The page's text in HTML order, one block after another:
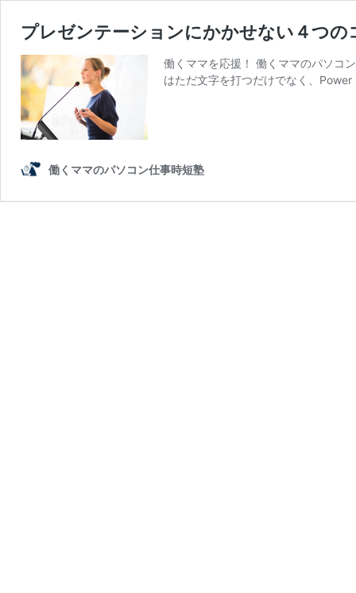
プレゼンテーションにかかせない４つの
働くママを応援！ 働くママのパソコ
はただ文字を打つだけでなく、
働くママのパソコン仕事時短塾